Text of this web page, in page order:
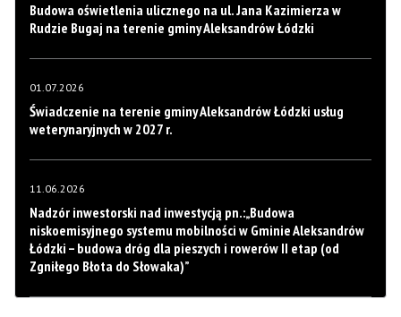
Budowa oświetlenia ulicznego na ul. Jana Kazimierza w
Rudzie Bugaj na terenie gminy Aleksandrów Łódzki
01.07.2026
Świadczenie na terenie gminy Aleksandrów Łódzki usług
weterynaryjnych w 2027 r.
11.06.2026
Nadzór inwestorski nad inwestycją pn.:„Budowa
niskoemisyjnego systemu mobilności w Gminie Aleksandrów
Łódzki – budowa dróg dla pieszych i rowerów II etap (od
Zgniłego Błota do Słowaka)”